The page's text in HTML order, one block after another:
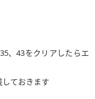
、43をクリアしたらエ
ておきます